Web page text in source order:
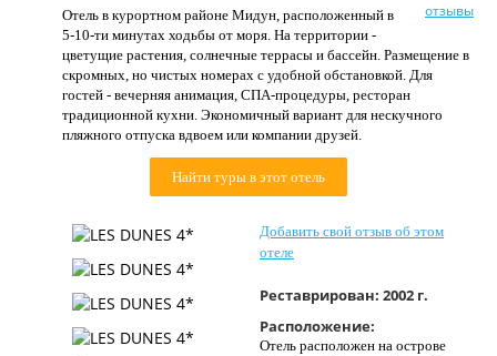
Страны
Как купить
О нас
отзывы
Отель в курортном районе Мидун, расположенный в
5-10-ти минутах ходьбы от моря. На территории -
цветущие растения, солнечные террасы и бассейн. Размещение в
скромных, но чистых номерах с удобной обстановкой. Для
гостей - вечерняя анимация, СПА-процедуры, ресторан
традиционной кухни. Экономичный вариант для нескучного
пляжного отпуска вдвоем или компании друзей.
Найти туры в этот отель
Добавить свой отзыв об этом
отеле
Реставрирован: 2002 г.
Расположение:
Отель расположен на острове